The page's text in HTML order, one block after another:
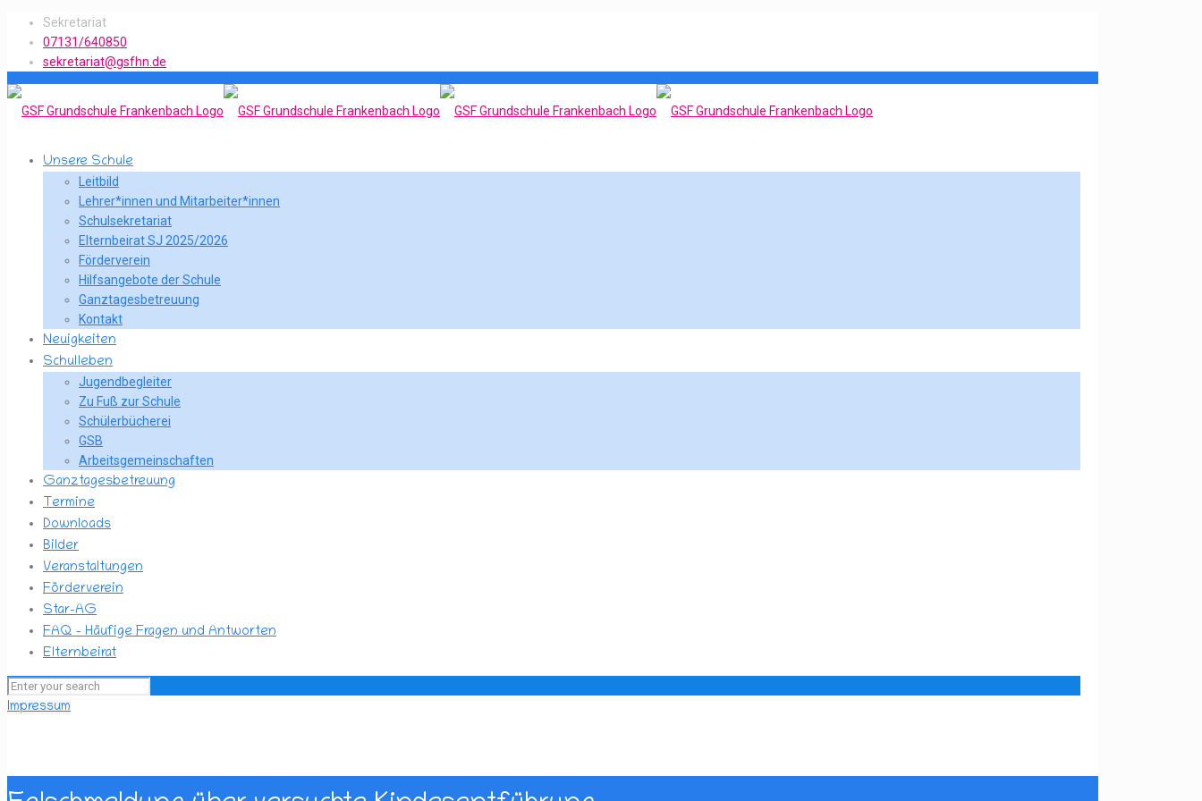
Sekretariat
07131/640850
sekretariat@gsfhn.de
Unsere Schule
Leitbild
Lehrer*innen und Mitarbeiter*innen
Schulsekretariat
Elternbeirat SJ 2025/2026
Förderverein
Hilfsangebote der Schule
Ganztagesbetreuung
Kontakt
Neuigkeiten
Schulleben
Jugendbegleiter
Zu Fuß zur Schule
Schülerbücherei
GSB
Arbeitsgemeinschaften
Ganztagesbetreuung
Termine
Downloads
Bilder
Veranstaltungen
Förderverein
Star-AG
FAQ – Häufige Fragen und Antworten
Elternbeirat
Impressum